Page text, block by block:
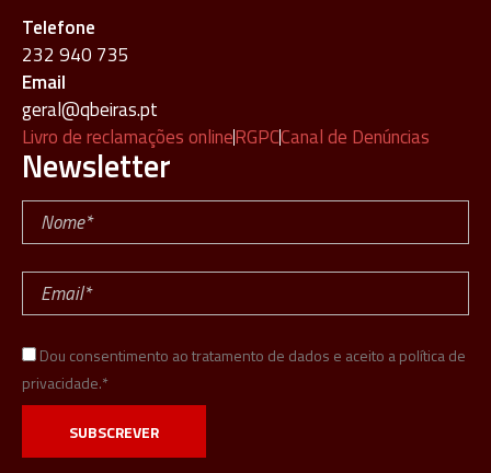
Telefone
232 940 735
Email
geral@qbeiras.pt
Livro de reclamações onlineRGPCCanal de Denúncias
Newsletter
Dou consentimento ao tratamento de dados e aceito a política de
privacidade.*